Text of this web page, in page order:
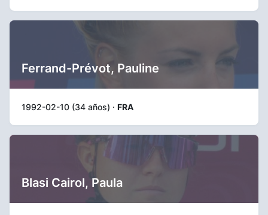
Ferrand-Prévot, Pauline
1992-02-10 (34 años) · FRA
Blasi Cairol, Paula